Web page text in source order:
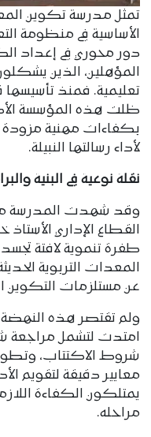
تمثل مدرسة تكوين
الأساسية في منظومة
دور محوري في إعداد
المؤهلين، الذين
تعليمية. فمنذ تأسيسها
ظلت هذه المؤسسة
بكفاءات مهنية مزودة
لأداء رسالتها النبيلة.
نقلة نوعية في البنية
وقد شهدت المدرسة
القطاع الإداري
طفرة تنموية لافتة
المعدات التربوية
عن مستلزمات التكوين
ولم تقتصر هذه النهضة
امتدت لتشمل مراجعة
شروط الاكتتاب،
معايير دقيقة لتقويم
يمتلكون الكفاءة
مراحله.